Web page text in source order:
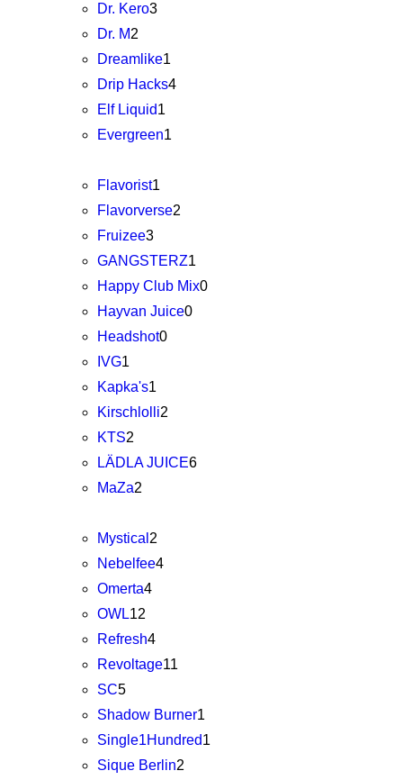
Dr. Kero3
Dr. M2
Dreamlike1
Drip Hacks4
Elf Liquid1
Evergreen1
Flavorist1
Flavorverse2
Fruizee3
GANGSTERZ1
Happy Club Mix0
Hayvan Juice0
Headshot0
IVG1
Kapka's1
Kirschlolli2
KTS2
LÄDLA JUICE6
MaZa2
Mystical 2
Nebelfee4
Omerta4
OWL12
Refresh4
Revoltage11
SC5
Shadow Burner1
Single1Hundred1
Sique Berlin2